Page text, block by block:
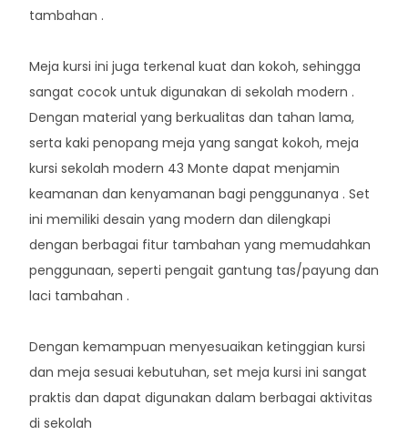
tambahan .
Meja kursi ini juga terkenal kuat dan kokoh, sehingga
sangat cocok untuk digunakan di sekolah modern .
Dengan material yang berkualitas dan tahan lama,
serta kaki penopang meja yang sangat kokoh, meja
kursi sekolah modern 43 Monte dapat menjamin
keamanan dan kenyamanan bagi penggunanya . Set
ini memiliki desain yang modern dan dilengkapi
dengan berbagai fitur tambahan yang memudahkan
penggunaan, seperti pengait gantung tas/payung dan
laci tambahan .
Dengan kemampuan menyesuaikan ketinggian kursi
dan meja sesuai kebutuhan, set meja kursi ini sangat
praktis dan dapat digunakan dalam berbagai aktivitas
di sekolah